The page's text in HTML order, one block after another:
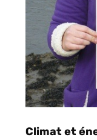
Climat et